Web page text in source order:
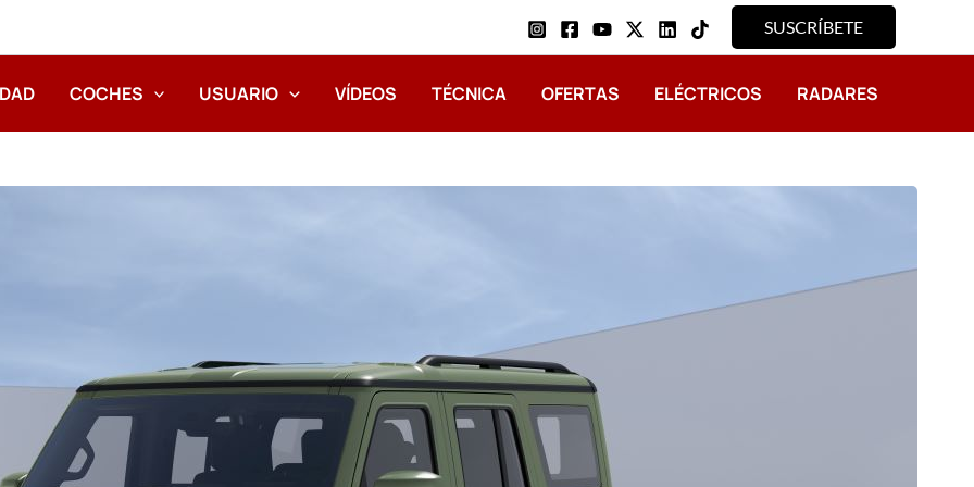
SUSCRÍBETE
COCHES USUARIO VÍDEOS TÉCNICA OFERTAS ELÉCTRICOS RADARES